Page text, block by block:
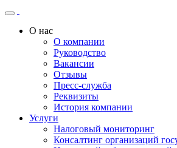
О нас
О компании
Руководство
Вакансии
Отзывы
Пресс-служба
Реквизиты
История компании
Услуги
Налоговый мониторинг
Консалтинг организаций